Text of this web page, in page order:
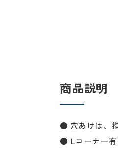
商品説明
● 穴あけは、
● Lコーナー有